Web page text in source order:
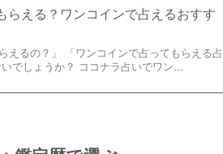
らえる？ワンコインで占えるおすす
えるの？」 「ワンコインで占ってもらえる占
でしょうか？ ココナラ占いでワン...